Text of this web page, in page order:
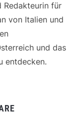
Redakteurin für
von Italien und
und das
entdecken.